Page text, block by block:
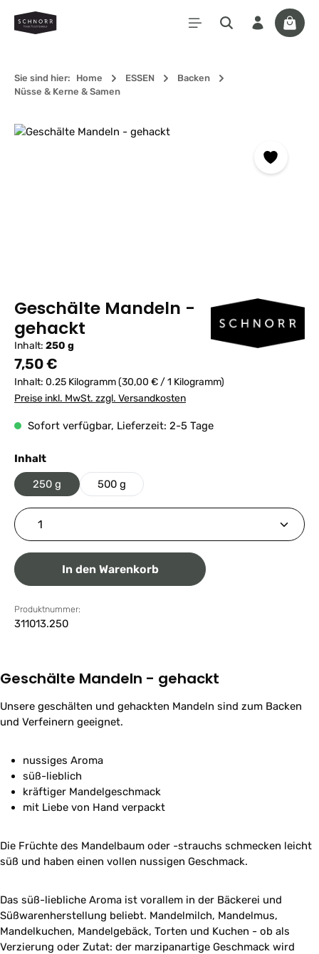
Zum Hauptinhalt springen
Sie sind hier: Home ESSEN
Backen
Nüsse & Kerne & Samen
Bildergalerie überspringen
Geschälte Mandeln -
gehackt
Inhalt: 250 g
Regulärer Preis:
7,50 €
Inhalt: 0.25 Kilogramm(30,00 € / 1 Kilogramm)
Preise inkl. MwSt. zzgl. Versandkosten
Sofort verfügbar, Lieferzeit: 2-5 Tage
Inhaltauswählen
250 g 500 g
Produkt Anzahl: Gib den gewünschten Wert ein
In den Warenkorb
Produktnummer:
311013.250
Geschälte Mandeln - gehackt
Unsere geschälten und gehackten Mandeln sind zum Backen
und Verfeinern geeignet.
nussiges Aroma
süß-lieblich
kräftiger Mandelgeschmack
mit Liebe von Hand verpackt
Die Früchte des Mandelbaum oder -strauchs schmecken leicht
süß und haben einen vollen nussigen Geschmack.
Das süß-liebliche Aroma ist vorallem in der Bäckerei und
Süßwarenherstellung beliebt. Mandelmilch, Mandelmus,
Mandelkuchen, Mandelgebäck, Torten und Kuchen - ob als
Verzierung oder Zutat: der marzipanartige Geschmack wird